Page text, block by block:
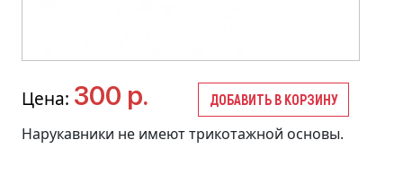
Цена: 300 р. ДОБАВИТЬ В КОРЗИНУ
Нарукавники не имеют трикотажной основы.